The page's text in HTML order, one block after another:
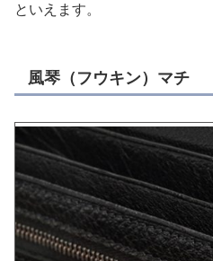
といえます。
風琴（フウキン）マチ